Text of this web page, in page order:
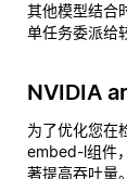
其他模型结合
单任务委派给
NVIDIA
为了优化您在
embed-l组件
著提高吞吐量